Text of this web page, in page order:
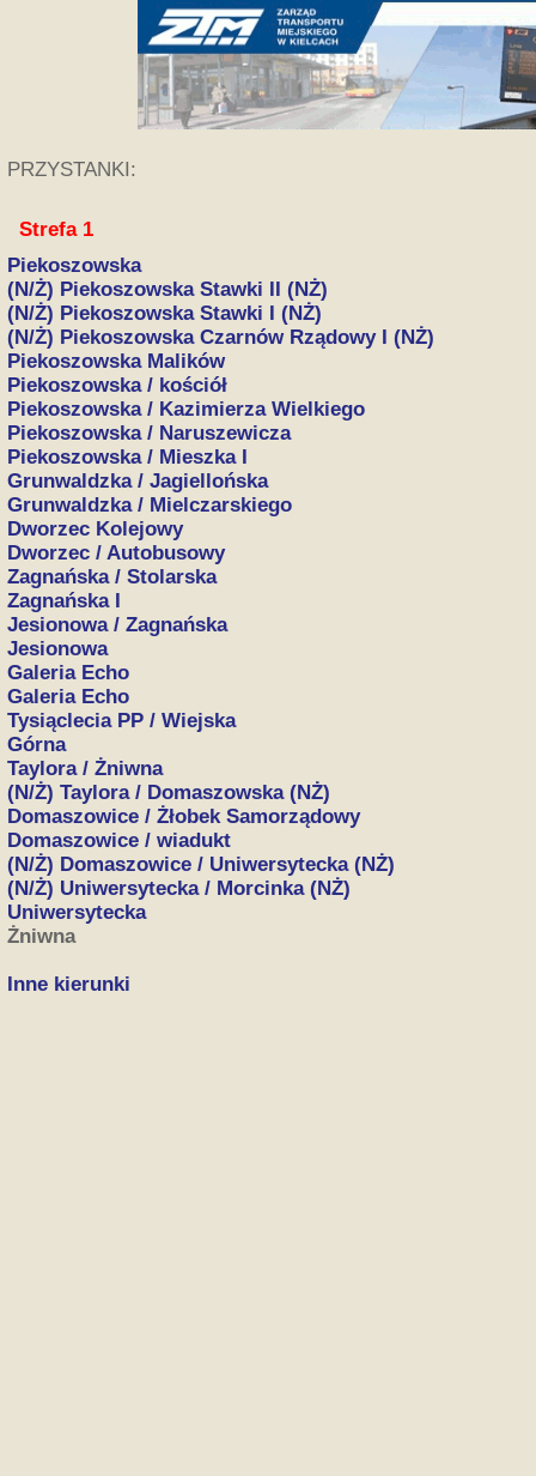
PRZYSTANKI:
Strefa 1
Piekoszowska
(N/Ż) Piekoszowska Stawki II (NŻ)
(N/Ż) Piekoszowska Stawki I (NŻ)
(N/Ż) Piekoszowska Czarnów Rządowy I (NŻ)
Piekoszowska Malików
Piekoszowska / kościół
Piekoszowska / Kazimierza Wielkiego
Piekoszowska / Naruszewicza
Piekoszowska / Mieszka I
Grunwaldzka / Jagiellońska
Grunwaldzka / Mielczarskiego
Dworzec Kolejowy
Dworzec / Autobusowy
Zagnańska / Stolarska
Zagnańska I
Jesionowa / Zagnańska
Jesionowa
Galeria Echo
Galeria Echo
Tysiąclecia PP / Wiejska
Górna
Taylora / Żniwna
(N/Ż) Taylora / Domaszowska (NŻ)
Domaszowice / Żłobek Samorządowy
Domaszowice / wiadukt
(N/Ż) Domaszowice / Uniwersytecka (NŻ)
(N/Ż) Uniwersytecka / Morcinka (NŻ)
Uniwersytecka
Żniwna
Inne kierunki